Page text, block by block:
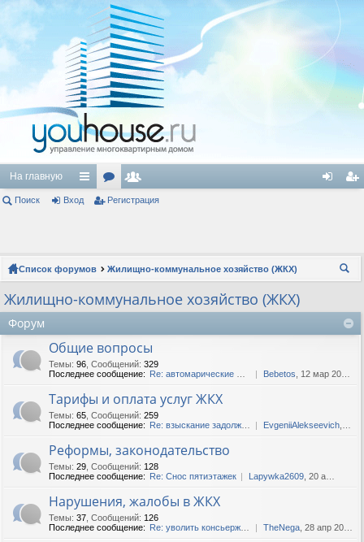
На главную
с
и
ор ол
ат
ел
ац
Поиск Вход Регистрация
Список форумов
Жилищно-коммунальное хозяйство (ЖКХ)
Жилищно-коммунальное хозяйство (ЖКХ)
Форум
Общие вопросы
Темы: 96 Сообщений: 329
Последнее сообщение: Re: автомарические шторы в ... Bebetos , 12 мар 2025, 13:38
Тарифы и оплата услуг ЖКХ
Темы: 65 Сообщений: 259
Последнее сообщение: Re: взыскание задолженности... EvgeniiAlekseevich
Реформы, законодательство
Темы: 29 Сообщений: 128
Последнее сообщение: Re: Снос пятиэтажек Lapywka2609 , 20 апр 2019, 14:11
Нарушения, жалобы в ЖКХ
Темы: 37 Сообщений: 126
Последнее сообщение: Re: уволить консьержа..как?? TheNega , 28 апр 2020, 11:44